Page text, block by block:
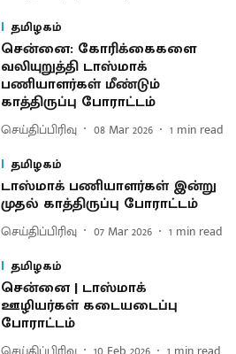
தமிழகம்
சென்னை: கோரிக்கைகளை
வலியுறுத்தி டாஸ்மாக்
பணியாளர்கள் மீண்டும்
காத்திருப்பு போராட்டம்
செய்திப்பிரிவு 08 Mar 2026 1 min read
தமிழகம்
டாஸ்மாக் பணியாளர்கள் இன்று
முதல் காத்திருப்பு போராட்டம்
செய்திப்பிரிவு 07 Mar 2026 1 min read
தமிழகம்
சென்னை | டாஸ்மாக்
ஊழியர்கள் கடையடைப்பு
போராட்டம்